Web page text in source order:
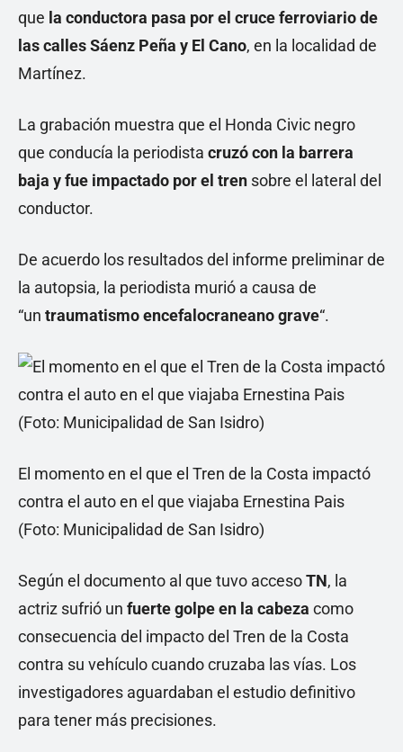
que la conductora pasa por el cruce ferroviario de
las calles Sáenz Peña y El Cano, en la localidad de
Martínez.
La grabación muestra que el Honda Civic negro
que conducía la periodista cruzó con la barrera
baja y fue impactado por el tren sobre el lateral del
conductor.
De acuerdo los resultados del informe preliminar de
la autopsia, la periodista murió a causa de
“un traumatismo encefalocraneano grave“.
El momento en el que el Tren de la Costa impactó
contra el auto en el que viajaba Ernestina Pais
(Foto: Municipalidad de San Isidro)
Según el documento al que tuvo accesoTN, la
actriz sufrió un fuerte golpe en la cabeza como
consecuencia del impacto del Tren de la Costa
contra su vehículo cuando cruzaba las vías. Los
investigadores aguardaban el estudio definitivo
para tener más precisiones.